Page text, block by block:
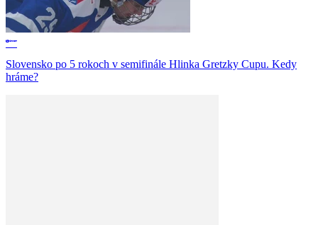
Slovensko po 5 rokoch v semifinále Hlinka Gretzky Cupu. Kedy
hráme?